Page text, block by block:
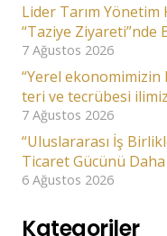
Lider Tarım Yönetim
“Taziye Ziyareti”nde
7 Ağustos 2026
“Yerel ekonomimizin
teri ve tecrübesi
7 Ağustos 2026
“Uluslararası İş
Ticaret Gücünü Daha
6 Ağustos 2026
Kategoriler